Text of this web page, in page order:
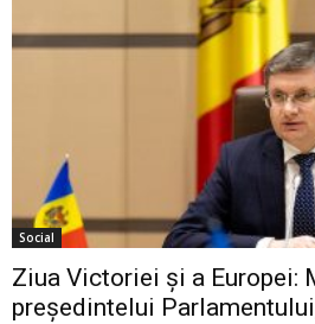
Social
Ziua Victoriei și a Europei:
președintelui